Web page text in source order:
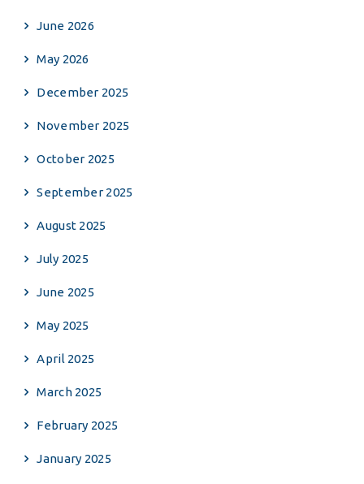
June 2026
May 2026
December 2025
November 2025
October 2025
September 2025
August 2025
July 2025
June 2025
May 2025
April 2025
March 2025
February 2025
January 2025